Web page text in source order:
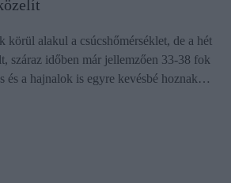
körül alakul a csúcshőmérséklet, de a hét
száraz időben már jellemzően 33-38 fok
és a hajnalok is egyre kevésbé hoznak…